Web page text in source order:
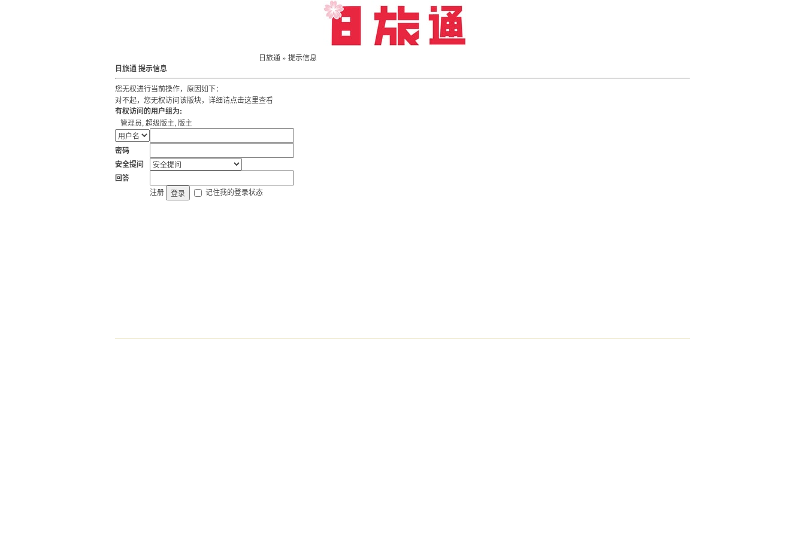
日旅通 » 提示信息
日旅通 提示信息
您无权进行当前操作，原因如下：
对不起，您无权访问该版块，详细请点击这里查看
有权访问的用户组为:
管理员, 超级版主, 版主
密码
安全提问
回答
注册 登录 记住我的登录状态